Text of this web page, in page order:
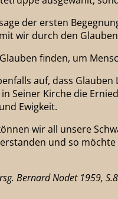
der ersten
wir durch den
finden, um
auf, dass
Seiner Kirche die
Ewigkeit.
wir all unsere
und so
Bernard Nodet 1959,